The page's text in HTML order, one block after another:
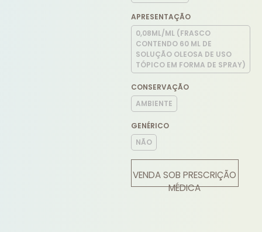
APRESENTAÇÃO
0,08ML/ML (FRASCO
CONTENDO 60 ML DE
SOLUÇÃO OLEOSA DE USO
TÓPICO EM FORMA DE SPRAY)
CONSERVAÇÃO
AMBIENTE
GENÉRICO
NÃO
VENDA SOB PRESCRIÇÃO
MÉDICA